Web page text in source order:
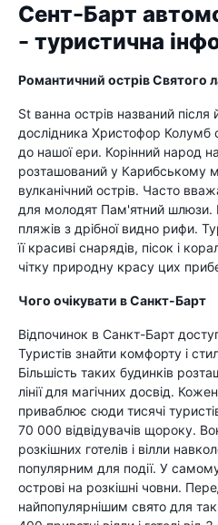
Сент-Барт
- туристична
Романтичний острів Святого
St ванна острів названий після
дослідника Христофор Колумб
до нашої ери. Корінний народ
розташований у Карибському
вулканічний острів. Часто
для молодят Пам'ятний шлюзи.
пляжів з дрібної видно рифи.
її красиві снарядів, пісок і
чітку природну красу цих
Чого очікувати в Санкт-Барт
Відпочинок в Санкт-Барт
Туристів знайти комфорту і
Більшість таких будинків
лінії для магічних досвід.
приваблює сюди тисячі
70 000 відвідувачів щороку.
розкішних готелів і вілли
популярним для події. У
острові на розкішні човни.
найпопулярнішим свято для